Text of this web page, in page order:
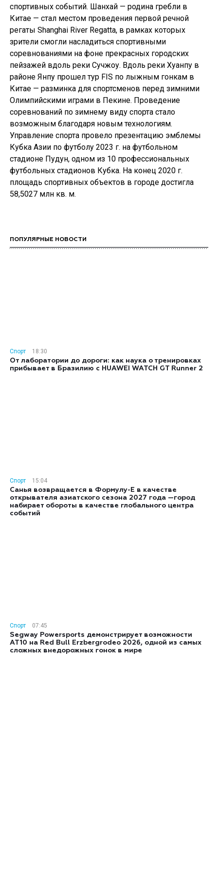
спортивных событий. Шанхай — родина гребли в
Китае — стал местом проведения первой речной
регаты Shanghai River Regatta, в рамках которых
зрители смогли насладиться спортивными
соревнованиями на фоне прекрасных городских
пейзажей вдоль реки Сучжоу. Вдоль реки Хуанпу в
районе Янпу прошел тур FIS по лыжным гонкам в
Китае — разминка для спортсменов перед зимними
Олимпийскими играми в Пекине. Проведение
соревнований по зимнему виду спорта стало
возможным благодаря новым технологиям.
Управление спорта провело презентацию эмблемы
Кубка Азии по футболу 2023 г. на футбольном
стадионе Пудун, одном из 10 профессиональных
футбольных стадионов Кубка. На конец 2020 г.
площадь спортивных объектов в городе достигла
58,5027 млн кв. м.
ПОПУЛЯРНЫЕ НОВОСТИ
Спорт
18:30
От лаборатории до дороги: как наука о тренировках
прибывает в Бразилию с HUAWEI WATCH GT Runner 2
Спорт
15:04
Санья возвращается в Формулу-E в качестве
открывателя азиатского сезона 2027 года —город
набирает обороты в качестве глобального центра
событий
Спорт
07:45
Segway Powersports демонстрирует возможности
AT10 на Red Bull Erzbergrodeo 2026, одной из самых
сложных внедорожных гонок в мире